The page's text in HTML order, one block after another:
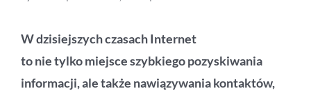
W dzisiejszych czasach Internet
to nie tylko miejsce szybkiego pozyskiwania
informacji, ale także nawiązywania kontaktów,